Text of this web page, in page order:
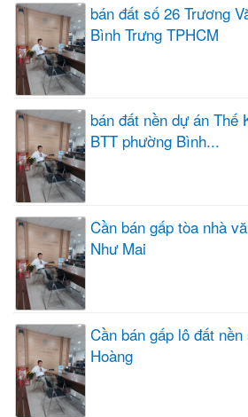
bán đất số 26 Trương
Bình Trưng TPHCM
bán đất nền dự án Thế
BTT phường Bình...
Cần bán gấp tòa nhà
Như Mai
Cần bán gấp lô đất
Hoàng